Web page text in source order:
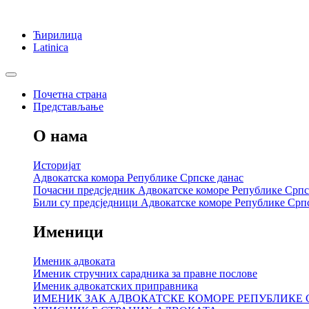
Ћирилица
Latinica
Почетна страна
Представљање
О нама
Историјат
Адвокатска комора Републике Српске данас
Почасни предсједник Адвокатске коморе Републике
Били су предсједници Адвокатске коморе Републике
Именици
Именик адвоката
Именик стручних сарадника за правне послове
Именик адвокатских приправника
ИМЕНИК ЗАК АДВОКАТСКЕ КОМОРЕ РЕПУБЛИКЕ